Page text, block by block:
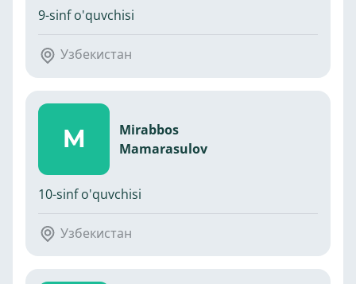
9-sinf o'quvchisi
Узбекистан
M
Mirabbos
Mamarasulov
10-sinf o'quvchisi
Узбекистан